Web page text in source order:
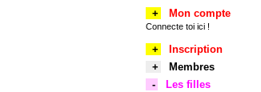
+ Mon compte
Connecte toi ici !
+
Inscription
+
Membres
-
Les filles